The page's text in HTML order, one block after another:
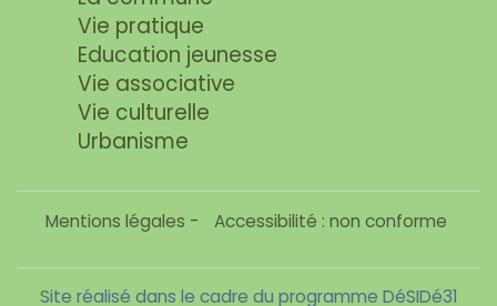
Vie pratique
Education jeunesse
Vie associative
Vie culturelle
Urbanisme
Mentions légales - Accessibilité : non conforme
Site réalisé dans le cadre du programme DéSIDé31